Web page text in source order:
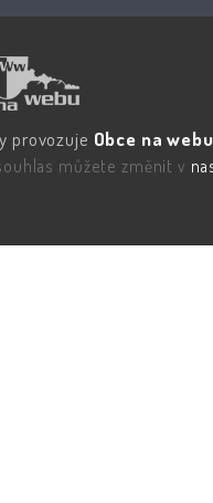
provozuje Obce na
můžete změnit v